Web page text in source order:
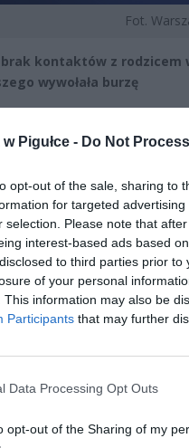
Pigułce - Do Not
opt-out of the sale, sharing to
for targeted
selection. Please note that
interest-based ads based
to third parties prior
of your personal
This information may also be
Participants that may further
Data Processing Opt Outs
opt-out of the Sharing of my
Fot.
kontaktów z rodzicem
wywołała burzę
przecenił hit do kuchni.
2026 16:06
dla milionów polskich
wciąż można składać
2026 12:56